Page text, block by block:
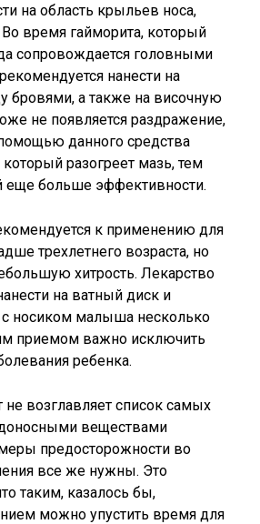
на область крыльев носа,
время гайморита, который
сопровождается головными
нанести на
бровями, а также на височную
не появляется раздражение,
данного средства
разогреет мазь, тем
еще больше эффективности.
к применению для
трехлетнего возраста, но
хитрость. Лекарство
на ватный диск и
носиком малыша несколько
приемом важно исключить
ребенка.
не возглавляет список самых
веществами
предосторожности во
все же нужны. Это
таким, казалось бы,
можно упустить время для